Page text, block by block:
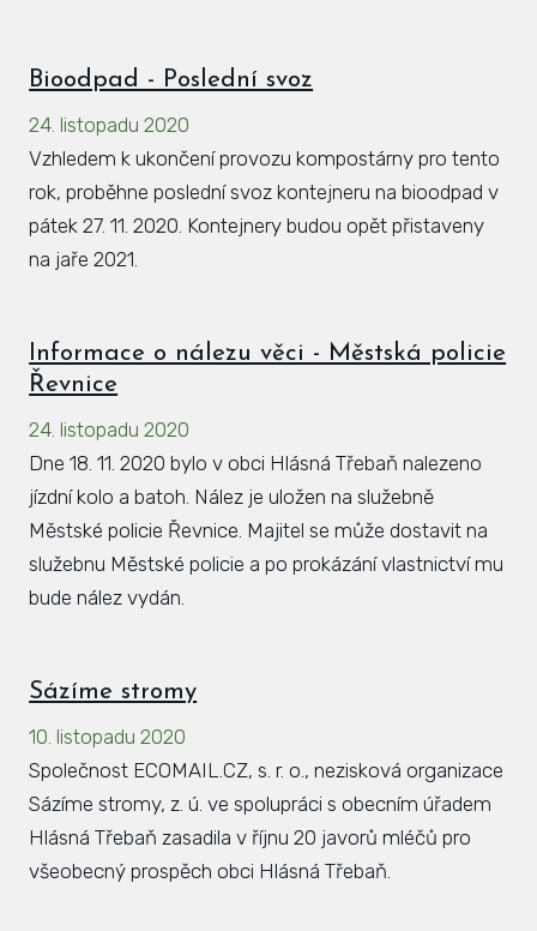
Bioodpad - Poslední svoz
24. listopadu 2020
Vzhledem k ukončení provozu kompostárny pro tento
rok, proběhne poslední svoz kontejneru na bioodpad v
pátek 27. 11. 2020. Kontejnery budou opět přistaveny
na jaře 2021.
Informace o nálezu věci - Městská policie
Řevnice
24. listopadu 2020
Dne 18. 11. 2020 bylo v obci Hlásná Třebaň nalezeno
jízdní kolo a batoh. Nález je uložen na služebně
Městské policie Řevnice. Majitel se může dostavit na
služebnu Městské policie a po prokázání vlastnictví mu
bude nález vydán.
Sázíme stromy
10. listopadu 2020
Společnost ECOMAIL.CZ, s. r. o., nezisková organizace
Sázíme stromy, z. ú. ve spolupráci s obecním úřadem
Hlásná Třebaň zasadila v říjnu 20 javorů mléčů pro
všeobecný prospěch obci Hlásná Třebaň.